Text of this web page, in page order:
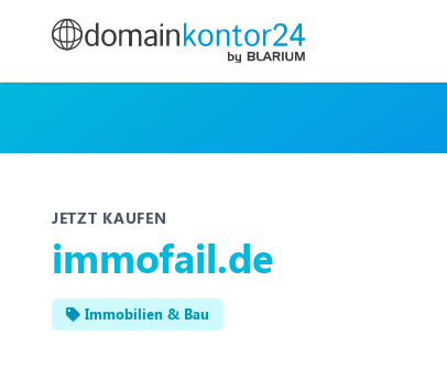
JETZT KAUFEN
immofail.de
Immobilien & Bau